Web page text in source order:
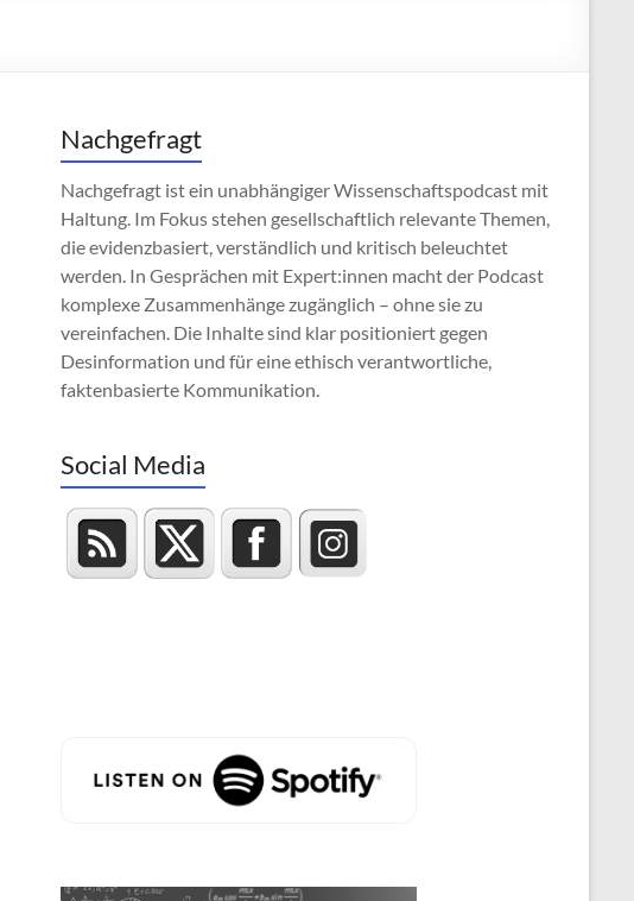
Nachgefragt
Nachgefragt ist ein unabhängiger Wissenschaftspodcast mit
Haltung. Im Fokus stehen gesellschaftlich relevante Themen,
die evidenzbasiert, verständlich und kritisch beleuchtet
werden. In Gesprächen mit Expert:innen macht der Podcast
komplexe Zusammenhänge zugänglich – ohne sie zu
vereinfachen. Die Inhalte sind klar positioniert gegen
Desinformation und für eine ethisch verantwortliche,
faktenbasierte Kommunikation.
Social Media